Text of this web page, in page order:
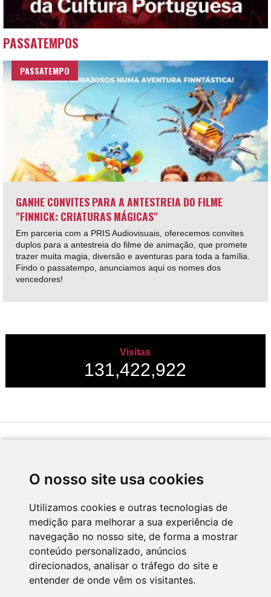
O nosso site usa cookies
Utilizamos cookies e outras tecnologias de
medição para melhorar a sua experiência de
navegação no nosso site, de forma a mostrar
conteúdo personalizado, anúncios
direcionados, analisar o tráfego do site e
entender de onde vêm os visitantes.
PASSATEMPOS
PASSATEMPO
GANHE CONVITES PARA A ANTESTREIA DO FILME
"FINNICK: CRIATURAS MÁGICAS"
Em parceria com a PRIS Audiovisuais, oferecemos convites
duplos para a antestreia do filme de animação, que promete
trazer muita magia, diversão e aventuras para toda a família.
Findo o passatempo, anunciamos aqui os nomes dos
vencedores!
Visitas
131,422,922